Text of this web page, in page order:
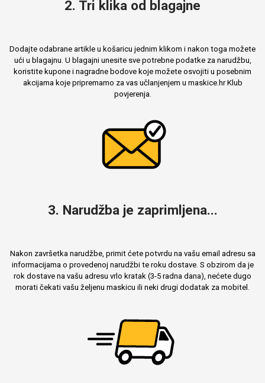
2. Tri klika od blagajne
Dodajte odabrane artikle u košaricu jednim klikom i nakon toga možete
ući u blagajnu. U blagajni unesite sve potrebne podatke za narudžbu,
koristite kupone i nagradne bodove koje možete osvojiti u posebnim
akcijama koje pripremamo za vas učlanjenjem u maskice.hr Klub
povjerenja.
3. Narudžba je zaprimljena...
Nakon završetka narudžbe, primit ćete potvrdu na vašu email adresu sa
informacijama o provedenoj narudžbi te roku dostave. S obzirom da je
rok dostave na vašu adresu vrlo kratak (3-5 radna dana), nećete dugo
morati čekati vašu željenu maskicu ili neki drugi dodatak za mobitel.